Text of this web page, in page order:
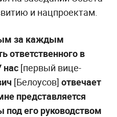
и нацпроектам.
за каждым
ответственного в
нас [первый вице-
[Белоусов] отвечает
представляется
его руководством